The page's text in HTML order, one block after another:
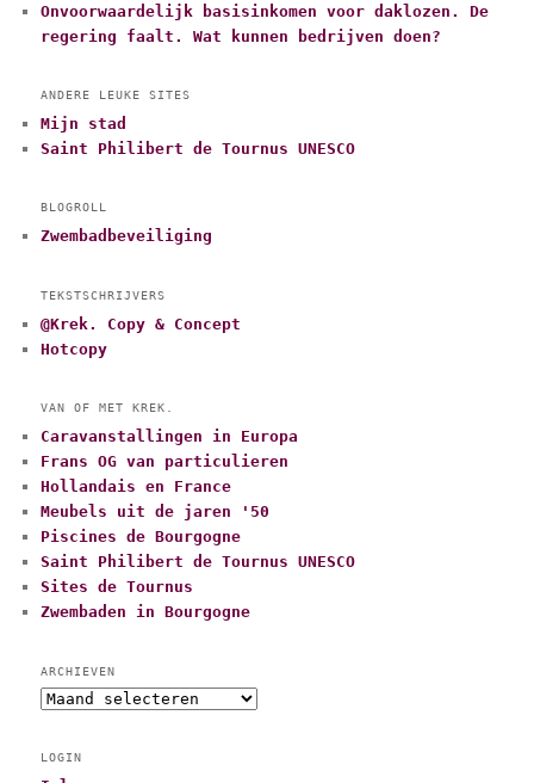
Onvoorwaardelijk basisinkomen voor daklozen. De
regering faalt. Wat kunnen bedrijven doen?
ANDERE LEUKE SITES
Mijn stad
Saint Philibert de Tournus UNESCO
BLOGROLL
Zwembadbeveiliging
TEKSTSCHRIJVERS
@Krek. Copy & Concept
Hotcopy
VAN OF MET KREK.
Caravanstallingen in Europa
Frans OG van particulieren
Hollandais en France
Meubels uit de jaren '50
Piscines de Bourgogne
Saint Philibert de Tournus UNESCO
Sites de Tournus
Zwembaden in Bourgogne
ARCHIEVEN
A
h
LOGIN